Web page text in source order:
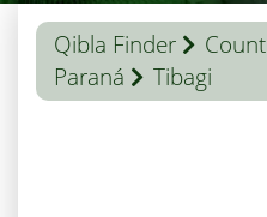
Qibla Finder
Paraná
Tibagi